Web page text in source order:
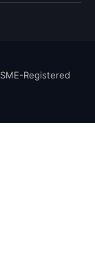
Registered